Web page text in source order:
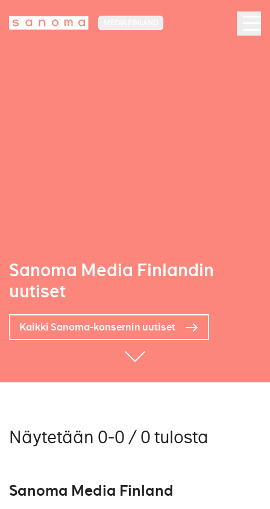
Sanoma Media Finlandin
uutiset
Kaikki Sanoma-konsernin uutiset
Näytetään 0-0 / 0 tulosta
Sanoma Media Finland